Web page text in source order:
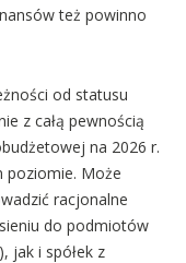
też powinno
od statusu
z całą pewnością
na 2026 r.
poziomie. Może
racjonalne
do podmiotów
jak i spółek z